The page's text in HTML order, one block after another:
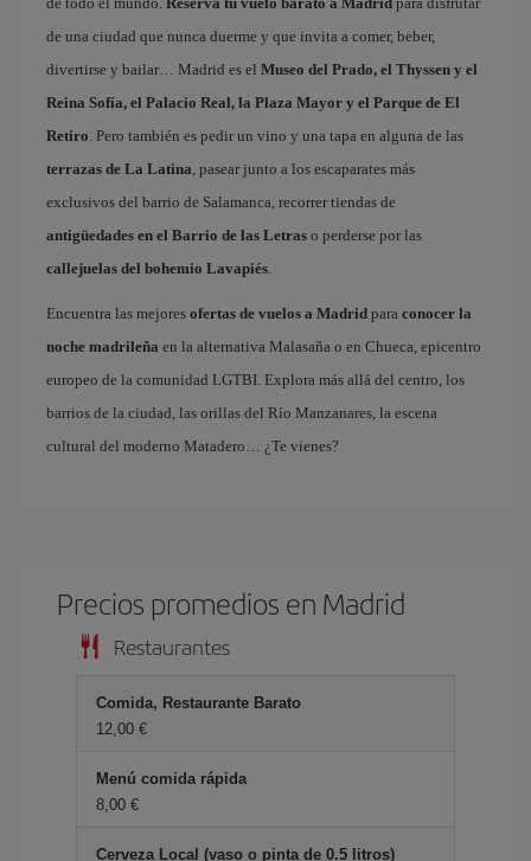
de una ciudad que nunca duerme y que invita a comer, beber,
divertirse y bailar… Madrid es el Museo del Prado, el Thyssen y el
Reina Sofía, el Palacio Real, la Plaza Mayor y el Parque de El
Retiro. Pero también es pedir un vino y una tapa en alguna de las
terrazas de La Latina, pasear junto a los escaparates más
exclusivos del barrio de Salamanca, recorrer tiendas de
antigüedades en el Barrio de las Letras o perderse por las
callejuelas del bohemio Lavapiés.
Encuentra las mejores ofertas de vuelos a Madrid para conocer la
noche madrileña en la alternativa Malasaña o en Chueca, epicentro
europeo de la comunidad LGTBI. Explora más allá del centro, los
barrios de la ciudad, las orillas del Río Manzanares, la escena
cultural del moderno Matadero… ¿Te vienes?
Precios promedios en Madrid
Restaurantes
Comida, Restaurante Barato
12,00 €
Menú comida rápida
8,00 €
Cerveza Local (vaso o pinta de 0.5 litros)